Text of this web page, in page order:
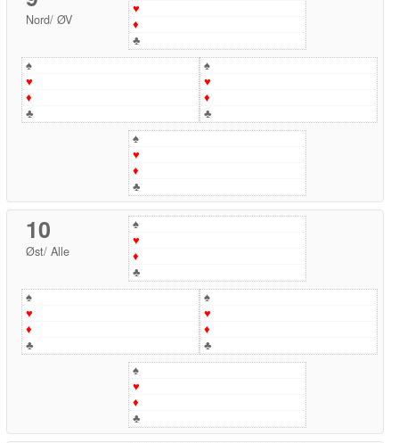
Nord/ ØV
♥
♦
♣
♠
♥
♦
♣
♠
♥
♦
♣
♠
♥
♦
♣
10
Øst/ Alle
♠
♥
♦
♣
♠
♥
♦
♣
♠
♥
♦
♣
♠
♥
♦
♣